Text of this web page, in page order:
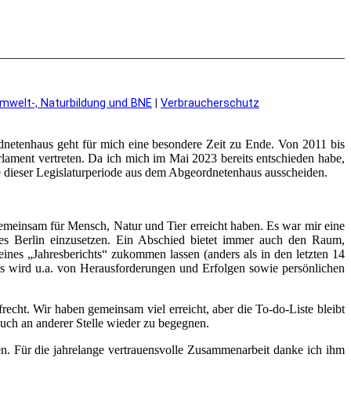
, Naturbildung und BNE Verbraucherschutz
geht für mich eine besondere Zeit zu Ende. Von 2011 bis
vertreten. Da ich mich im Mai 2023 bereits entschieden habe,
Legislaturperiode aus dem Abgeordnetenhaus ausscheiden.
für Mensch, Natur und Tier erreicht haben. Es war mir eine
Berlin einzusetzen. Ein Abschied bietet immer auch den Raum,
„Jahresberichts“ zukommen lassen (anders als in den letzten 14
u.a. von Herausforderungen und Erfolgen sowie persönlichen
Wir haben gemeinsam viel erreicht, aber die To-do-Liste bleibt
an anderer Stelle wieder zu begegnen.
die jahrelange vertrauensvolle Zusammenarbeit danke ich ihm